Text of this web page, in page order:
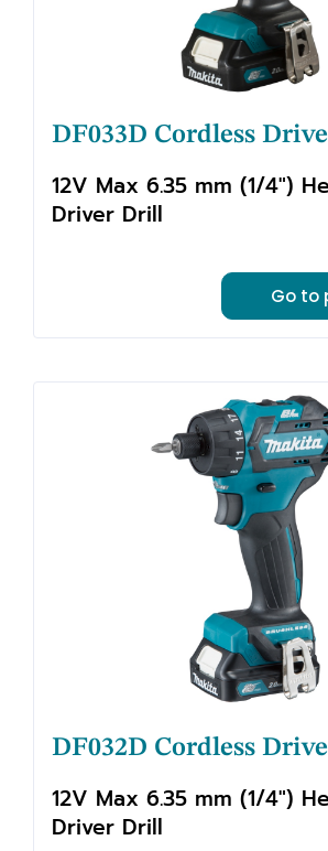
DF033D Cordless
12V Max 6.35 mm (1/4")
Driver Drill
Go to
DF032D Cordless
12V Max 6.35 mm (1/4")
Driver Drill